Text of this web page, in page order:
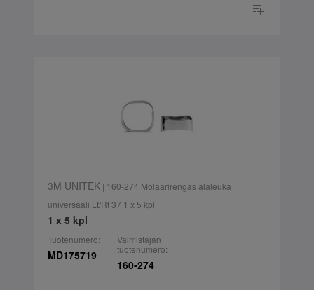
3M UNITEK| 160-274 Molaarirengas alaleuka
universaali Lt/Rt 37 1 x 5 kpl
1 x 5 kpl
Tuotenumero:
MD175719
Valmistajan
tuotenumero:
160-274